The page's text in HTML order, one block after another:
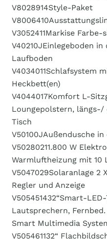
V8028914​Style-Paket
V3052411​Markise Farbe-
V40210J​Einlegeboden
Laufboden
V4034011​Schlafsystem
Heckbett(en)
V4044017​Komfort L-
Loungepolstern, längs-/
Tisch
V50100J​Außendusche in
V5028021​1.800 W
Warmluftheizung mit 10
V5047029​Solaranlage 2
Regler und Anzeige
V5054514​32“Smart-
Lautsprechern,
Smart Multimedia
V5054611​32“